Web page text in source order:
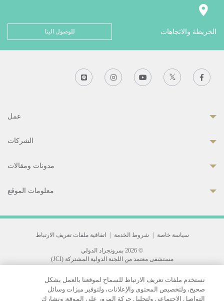
الخريطة والاتجاهات للوصول الينا
عمل
الشركات
مدونات ومقالات
معلومات الموقع
سياسة خاصة شروط الخدمة اتفاقية ملفات تعريف الارتباط
© 2026 بمرونجراد الدولي
مستشفى معتمد من اللجنة الدولية المشتركة (JCI)
33 Sukhumvit 3, Wattana, Bangkok 10110 Thailand.
All rights reserved.
نستخدم ملفات تعريف الارتباط للسماح لموقعنا بالعمل بشكل
صحيح، ولتخصيص المحتوى والإعلانات، ولتوفير ميزات وسائل
التواصل الاجتماعي ولتحليل حركة المرور على الموقع. ونشارك